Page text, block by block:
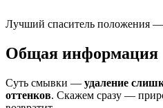
Лучший спаситель положения
Общая информация
Суть смывки — удаление
оттенков. Скажем сразу —